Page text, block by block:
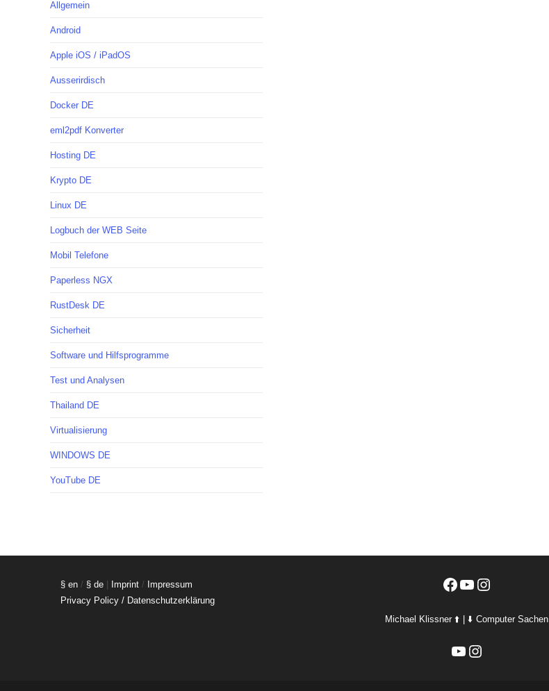
Allgemein
Android
Apple iOS / iPadOS
Ausserirdisch
Docker DE
eml2pdf Konverter
Hosting DE
Krypto DE
Linux DE
Logbuch der WEB Seite
Mobil Telefone
Paperless NGX
RustDesk DE
Sicherheit
Software und Hilfsprogramme
Test und Analysen
Thailand DE
Virtualisierung
WINDOWS DE
YouTube DE
§ en / § de Imprint / Impressum
Privacy Policy / Datenschutzerklärung
Facebook
YouTubeInstagram
Michael Klissner ⬆️ | ⬇️ Computer Sachen
YouTubeInstagram